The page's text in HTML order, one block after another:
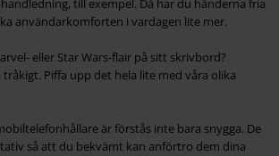
till exempel. Då har du händerna fria
användarkomforten i vardagen lite mer.
eller Star Wars-flair på sitt skrivbord?
Piffa upp det hela lite med våra olika
är förstås inte bara snygga. De
så att du bekvämt kan anförtro dem dina